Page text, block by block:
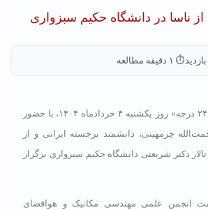
ناسا در دانشگاه حکیم سبزواری
⏱ ۱ دقیقه مطالعه
همایش علمی «مدار ۲۴ درجه» روز یکشنبه ۴ خردادماه ۱۴۰۴، با حضور
چرمهینی، دانشمند برجسته ایرانی و از
دکتر شریعتی دانشگاه حکیم سبزواری برگزار
انجمن علمی مهندسی مکانیک و هوافضای